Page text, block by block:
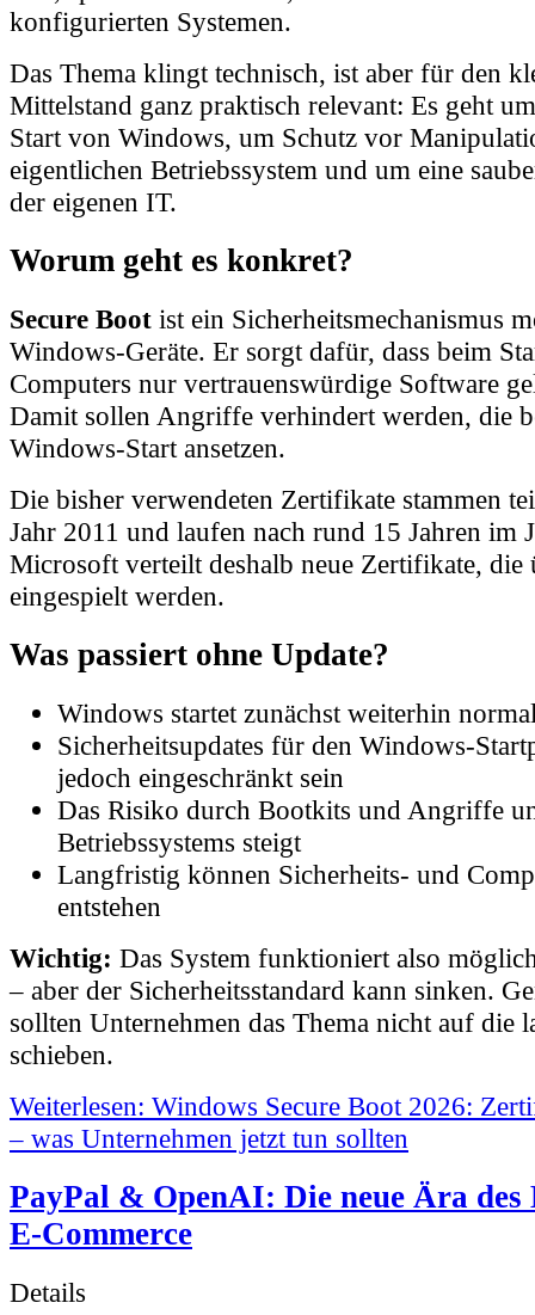
Mittelstand ganz praktisch relevant: Es geht
Start von Windows, um Schutz vor
eigentlichen Betriebssystem und um eine
der eigenen IT.
Worum geht es konkret?
Windows-Geräte. Er sorgt dafür, dass beim
Computers nur vertrauenswürdige Software
Damit sollen Angriffe verhindert werden, die
Windows-Start ansetzen.
Jahr 2011 und laufen nach rund 15 Jahren im
Microsoft verteilt deshalb neue Zertifikate, die
eingespielt werden.
Sicherheitsupdates für den Windows-
jedoch eingeschränkt sein
Das Risiko durch Bootkits und Angriffe
Betriebssystems steigt
Langfristig können Sicherheits- und
entstehen
– aber der Sicherheitsstandard kann sinken.
sollten Unternehmen das Thema nicht auf die
schieben.
– was Unternehmen jetzt tun sollten
PayPal & OpenAI: Die neue Ära
E-Commerce
Kategorie: